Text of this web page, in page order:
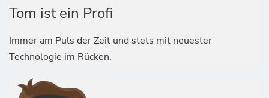
Tom ist ein Profi
Immer am Puls der Zeit und stets mit neuester
Technologie im Rücken.